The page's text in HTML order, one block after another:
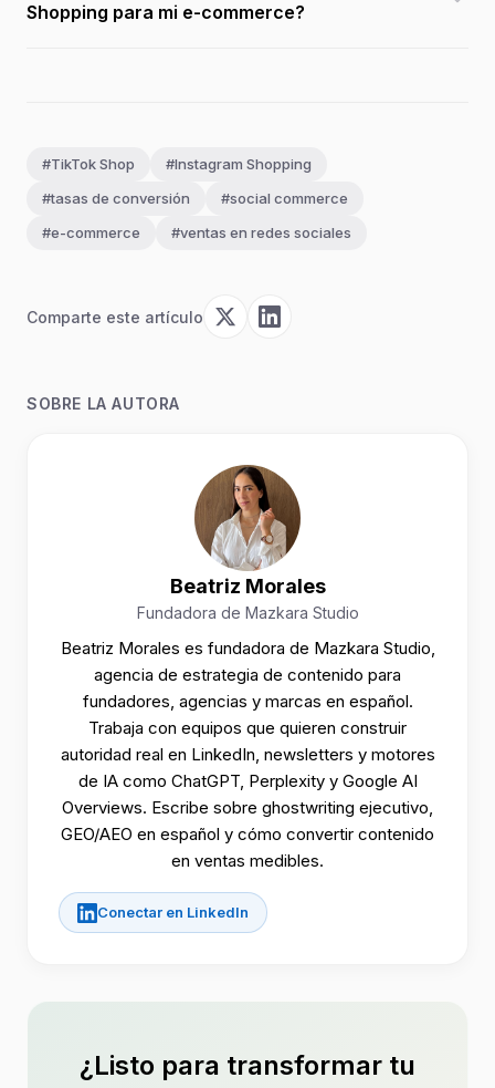
Shopping para mi e-commerce?
#TikTok Shop
#Instagram Shopping
#tasas de conversión
#social commerce
#e-commerce
#ventas en redes sociales
Comparte este artículo
SOBRE LA AUTORA
Beatriz Morales
Fundadora de Mazkara Studio
Beatriz Morales es fundadora de Mazkara Studio,
agencia de estrategia de contenido para
fundadores, agencias y marcas en español.
Trabaja con equipos que quieren construir
autoridad real en LinkedIn, newsletters y motores
de IA como ChatGPT, Perplexity y Google AI
Overviews. Escribe sobre ghostwriting ejecutivo,
GEO/AEO en español y cómo convertir contenido
en ventas medibles.
Conectar en LinkedIn
¿Listo para transformar tu